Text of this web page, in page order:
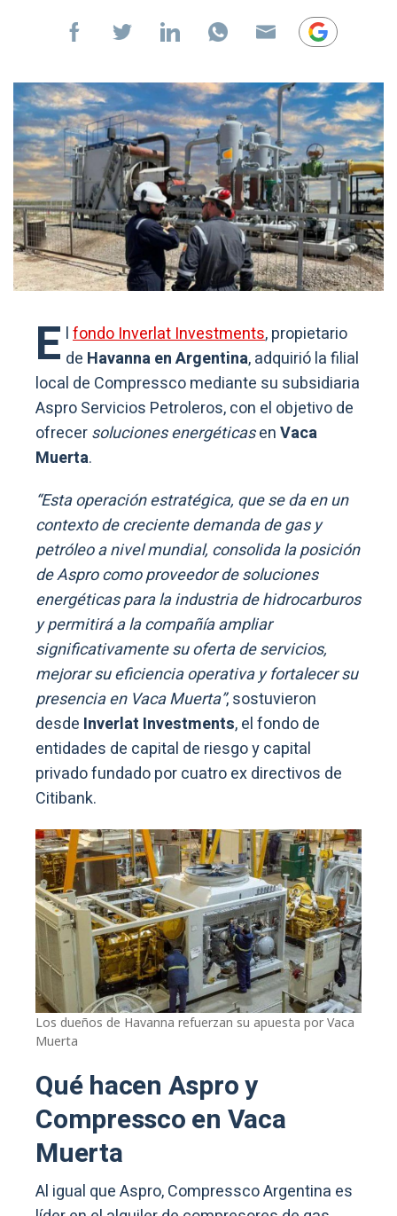
E lfondo Inverlat Investments, propietario
de Havanna en Argentina, adquirió la filial
local de Compressco mediante su subsidiaria
Aspro Servicios Petroleros, con el objetivo de
ofrecersoluciones energéticasenVaca
Muerta.
“Esta operación estratégica, que se da en un
contexto de creciente demanda de gas y
petróleo a nivel mundial, consolida la posición
de Aspro como proveedor de soluciones
energéticas para la industria de hidrocarburos
y permitirá a la compañía ampliar
significativamente su oferta de servicios,
mejorar su eficiencia operativa y fortalecer su
presencia en Vaca Muerta”, sostuvieron
desde Inverlat Investments, el fondo de
entidades de capital de riesgo y capital
privado fundado por cuatro ex directivos de
Citibank.
Los dueños de Havanna refuerzan su apuesta por Vaca
Muerta
Qué hacen Aspro y
Compressco en Vaca
Muerta
Al igual que Aspro, Compressco Argentina es